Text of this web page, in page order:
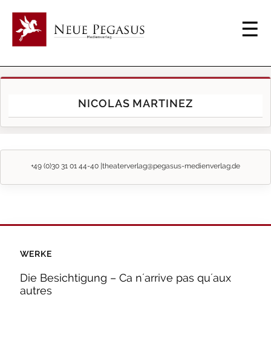
NICOLAS MARTINEZ
+49 (0)30 31 01 44-40 |theaterverlag@pegasus-medienverlag.de
WERKE
Die Besichtigung – Ca n´arrive pas qu´aux
autres